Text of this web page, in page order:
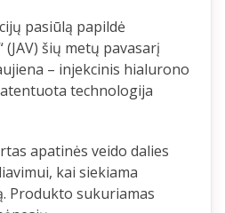
pasiūlą papildė
šių metų pavasarį
– injekcinis hialurono
technologija
apatinės veido dalies
kai siekiama
Produkto sukuriamas